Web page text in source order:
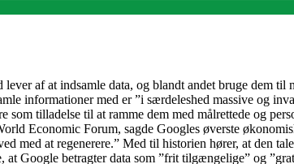
af at indsamle data, og blandt andet bruge dem
informationer med er ”i særdeleshed massive og
som tilladelse til at ramme dem med målrettede og
Economic Forum, sagde Googles øverste
med at regenerere.” Med til historien hører, at den
Google betragter data som ”frit tilgængelige” og